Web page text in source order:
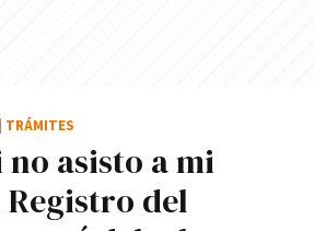
no asisto a mi
del
TRÁMITES